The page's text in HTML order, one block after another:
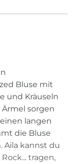
Bluse mit
und Kräuseln
sorgen
langen
die Bluse
Aila kannst du
tragen,